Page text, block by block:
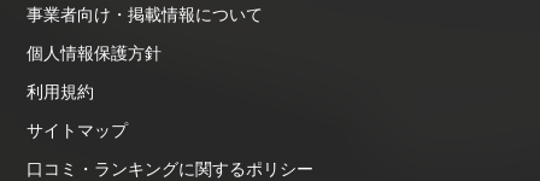
事業者向け・掲載情報について
個人情報保護方針
利用規約
サイトマップ
口コミ・ランキングに関するポリシー